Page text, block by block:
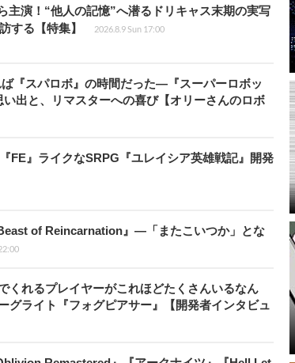
主演！“他人の記憶”へ潜るドリキャス末期の実写
する【特集】
2026.8.9 Sun 17:00
『スパロボ』の時間だった―『スーパーロボッ
出と、リマスターへの喜び【オリーさんのロボ
FE』ライクなSRPG『ユレイシア英雄戦記』開発
of Reincarnation』―「またこいつか」とな
くれるプレイヤーがこれほどたくさんいるなん
グライト『フォグピアサー』【開発者インタビュ